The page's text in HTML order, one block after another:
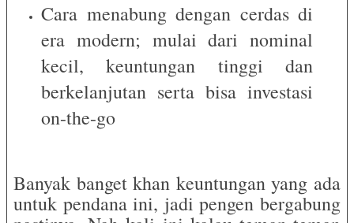
Cara menabung dengan cerdas di
era modern; mulai dari nominal
kecil, keuntungan tinggi dan
berkelanjutan serta bisa investasi
on-the-go
Banyak banget khan keuntungan yang ada
untuk pendana ini, jadi pengen bergabung